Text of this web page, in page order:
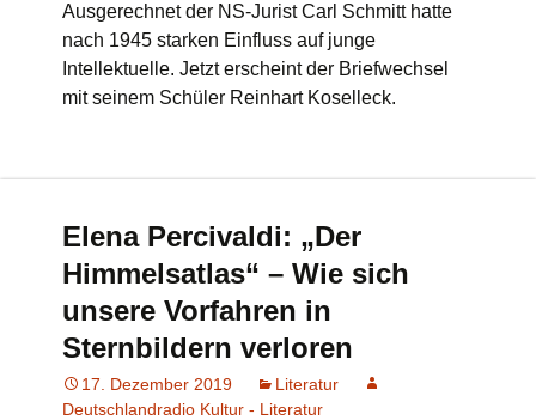
Ausgerechnet der NS-Jurist Carl Schmitt hatte
nach 1945 starken Einfluss auf junge
Intellektuelle. Jetzt erscheint der Briefwechsel
mit seinem Schüler Reinhart Koselleck.
Elena Percivaldi: „Der
Himmelsatlas“ – Wie sich
unsere Vorfahren in
Sternbildern verloren
17. Dezember 2019
Literatur
Deutschlandradio Kultur - Literatur